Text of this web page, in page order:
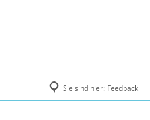
Sie sind hier: Feedback